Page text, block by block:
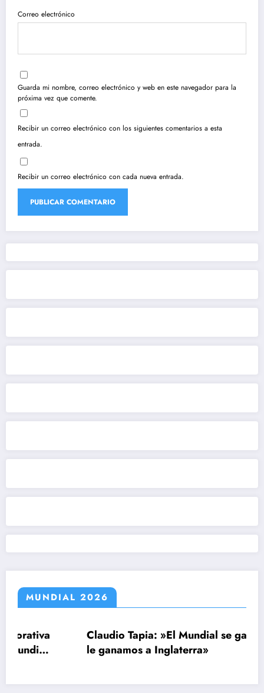
Correo electrónico
Guarda mi nombre, correo electrónico y web en este navegador para la
próxima vez que comente.
Recibir un correo electrónico con los siguientes comentarios a esta
entrada.
Recibir un correo electrónico con cada nueva entrada.
MUNDIAL 2026
Claudio Tapia: »El Mundial se ganó cuando
le ganamos a Inglaterra»